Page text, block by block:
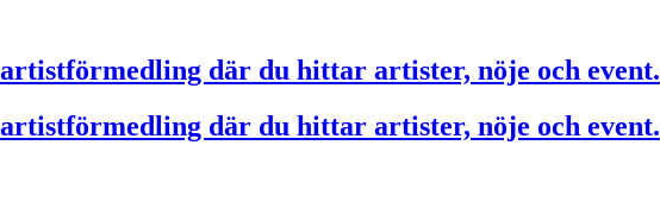
där du hittar artister, nöje och event.
där du hittar artister, nöje och event.